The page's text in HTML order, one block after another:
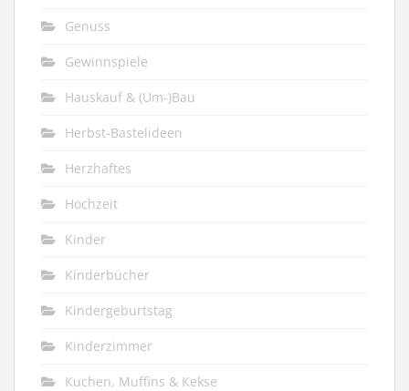
Genuss
Gewinnspiele
Hauskauf & (Um-)Bau
Herbst-Bastelideen
Herzhaftes
Hochzeit
Kinder
Kinderbücher
Kindergeburtstag
Kinderzimmer
Kuchen, Muffins & Kekse